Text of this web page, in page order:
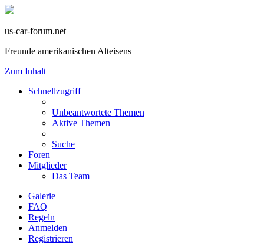
us-car-forum.net
Freunde amerikanischen Alteisens
Zum Inhalt
Schnellzugriff
Unbeantwortete Themen
Aktive Themen
Suche
Foren
Mitglieder
Das Team
Galerie
FAQ
Regeln
Anmelden
Registrieren